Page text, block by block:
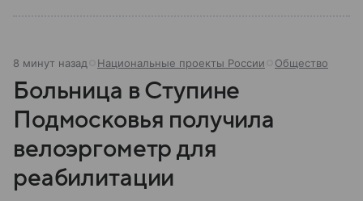
8 минут назад Национальные проекты России Общество
Больница в Ступине
Подмосковья получила
велоэргометр для
реабилитации